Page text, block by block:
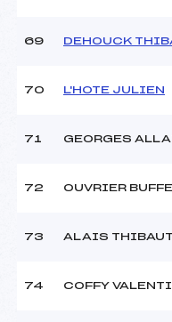
69 DEHOUCK
70 L'HOTE JULIEN
71 GEORGES
72 OUVRIER
73 ALAIS THIBAUT
74 COFFY